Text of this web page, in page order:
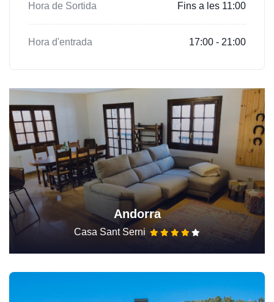
Hora de Sortida Fins a les 11:00
Hora d'entrada 17:00 - 21:00
Andorra
Casa Sant Serni